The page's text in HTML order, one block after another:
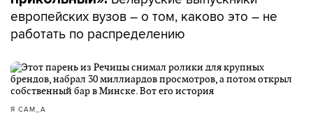
европейских вузов – о том, каково это – не
работать по распределению
Я САМ_А